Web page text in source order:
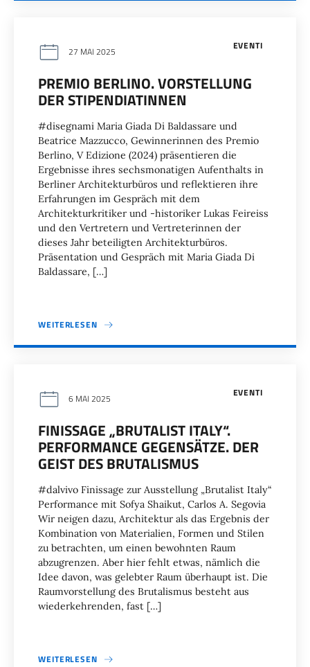
EVENTI
27 MAI 2025
PREMIO BERLINO. VORSTELLUNG
DER STIPENDIATINNEN
#disegnami Maria Giada Di Baldassare und
Beatrice Mazzucco, Gewinnerinnen des Premio
Berlino, V Edizione (2024) präsentieren die
Ergebnisse ihres sechsmonatigen Aufenthalts in
Berliner Architekturbüros und reflektieren ihre
Erfahrungen im Gespräch mit dem
Architekturkritiker und -historiker Lukas Feireiss
und den Vertretern und Vertreterinnen der
dieses Jahr beteiligten Architekturbüros.
Präsentation und Gespräch mit Maria Giada Di
Baldassare, […]
WEITERLESEN
EVENTI
6 MAI 2025
FINISSAGE „BRUTALIST ITALY“.
PERFORMANCE GEGENSÄTZE. DER
GEIST DES BRUTALISMUS
#dalvivo Finissage zur Ausstellung „Brutalist Italy“
Performance mit Sofya Shaikut, Carlos A. Segovia
Wir neigen dazu, Architektur als das Ergebnis der
Kombination von Materialien, Formen und Stilen
zu betrachten, um einen bewohnten Raum
abzugrenzen. Aber hier fehlt etwas, nämlich die
Idee davon, was gelebter Raum überhaupt ist. Die
Raumvorstellung des Brutalismus besteht aus
wiederkehrenden, fast […]
WEITERLESEN